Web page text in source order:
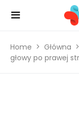
Home Główna
głowy po prawej